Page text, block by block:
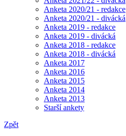
Anketa 2020/21 - redakce
Anketa 2020/21 - divácká
Anketa 2019 - redakce
Anketa 2019 - divácká
Anketa 2018 - redakce
Anketa 2018 - divácká
Anketa 2017
Anketa 2016
Anketa 2015
Anketa 2014
Anketa 2013
Starší ankety
Zpět